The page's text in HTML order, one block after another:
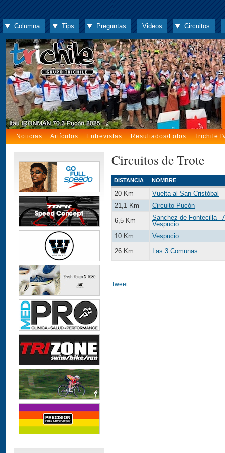
Columna Tips Preguntas Videos Circuitos
Noticias Artículos Entrevistas Resultados/Fotos
Circuitos de Trote
DISTANCIA NOMBRE
20 Km
Vuelta al San Cristóbal
21,1 Km
Circuito Pucón
6,5 Km
Sanchez de Fontecilla -
Vespucio
10 Km
Vespucio
26 Km
Las 3 Comunas
Tweet